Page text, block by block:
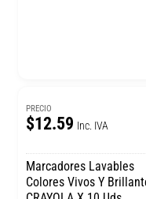
PRECIO
$12.59 Inc. IVA
Marcadores Lavables
Colores Vivos Y